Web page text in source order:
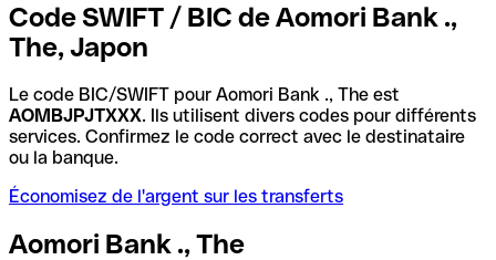
Code SWIFT / BIC de Aomori Bank .,
The, Japon
Le code BIC/SWIFT pour Aomori Bank ., The est
AOMBJPJTXXX. Ils utilisent divers codes pour différents
services. Confirmez le code correct avec le destinataire
ou la banque.
Économisez de l'argent sur les transferts
Aomori Bank ., The